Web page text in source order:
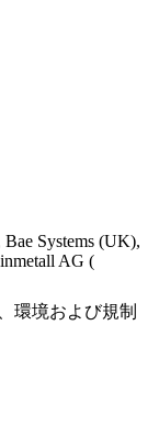
Systems (UK),
AG (
環境および規制